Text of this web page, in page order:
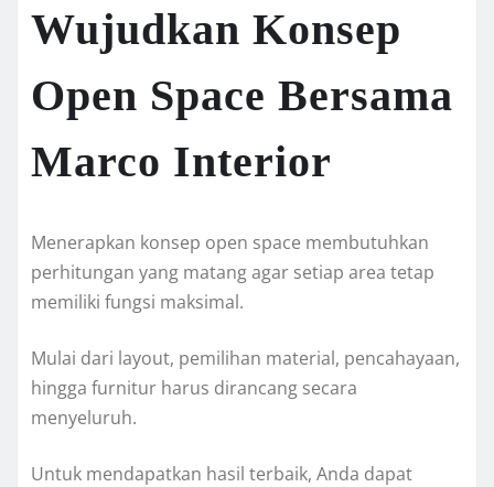
Wujudkan Konsep
Open Space Bersama
Marco Interior
Menerapkan konsep open space membutuhkan
perhitungan yang matang agar setiap area tetap
memiliki fungsi maksimal.
Mulai dari layout, pemilihan material, pencahayaan,
hingga furnitur harus dirancang secara
menyeluruh.
Untuk mendapatkan hasil terbaik, Anda dapat